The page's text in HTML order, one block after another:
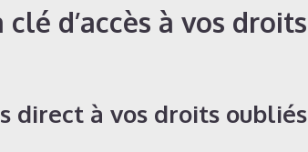
d’accès à vos droits
direct à vos droits oubliés